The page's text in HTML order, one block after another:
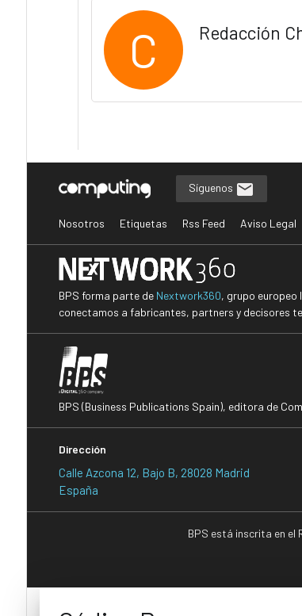
C Redacción
Síguenos
Nosotros Etiquetas Rss Feed Aviso Legal
BPS forma parte de Nextwork360, grupo europeo
conectamos a fabricantes, partners y decisores
BPS (Business Publications Spain), editora de
Dirección
Calle Azcona 12, Bajo B, 28028 Madrid
España
BPS está inscrita en el